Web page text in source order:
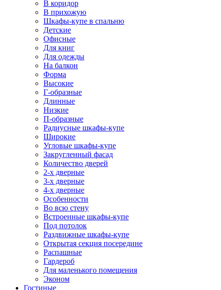
В коридор
В прихожую
Шкафы-купе в спальню
Детские
Офисные
Для книг
Для одежды
На балкон
Форма
Высокие
Г-образные
Длинные
Низкие
П-образные
Радиусные шкафы-купе
Широкие
Угловые шкафы-купе
Закругленный фасад
Количество дверей
2-х дверные
3-х дверные
4-х дверные
Особенности
Во всю стену
Встроенные шкафы-купе
Под потолок
Раздвижные шкафы-купе
Открытая секция посередине
Распашные
Гардероб
Для маленького помещения
Эконом
Гостиные